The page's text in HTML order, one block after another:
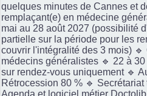
quelques minutes de Cannes et
remplaçant(e) en médecine
mai au 28 août 2027 (possibilité
partielle sur la période pour les
couvrir l'intégralité des 3 mois)
médecins généralistes 🔹 22 à
sur rendez-vous uniquement 🔹
Rétrocession 80 % 🔹
Agenda et logiciel métier